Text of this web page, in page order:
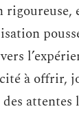
rigoureuse,
à offrir,
attentes